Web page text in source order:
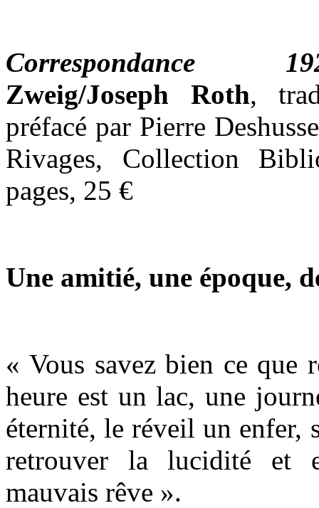
Correspondance
Zweig/Joseph Roth,
préfacé par Pierre
Rivages, Collection
pages, 25 €
Une amitié, une époque,
« Vous savez bien ce que
heure est un lac, une
éternité, le réveil un enfer,
retrouver la lucidité et
mauvais rêve ».